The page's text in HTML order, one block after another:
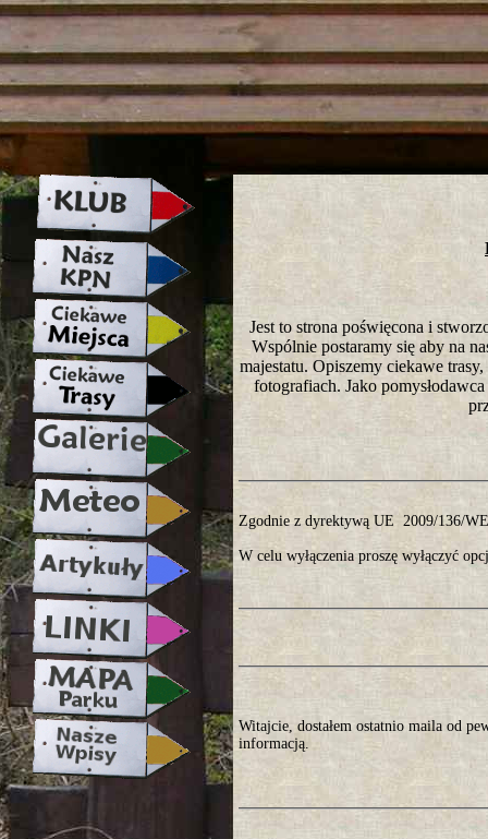
strona w naprawie zapraszamy
Jest to strona poświęcona i
Wspólnie postaramy się aby na
majestatu. Opiszemy ciekawe
fotografiach. Jako
Zgodnie z dyrektywą UE 2009/136/
W celu wyłączenia proszę wyłączyć
Witajcie, dostałem ostatnio maila od
informacją.